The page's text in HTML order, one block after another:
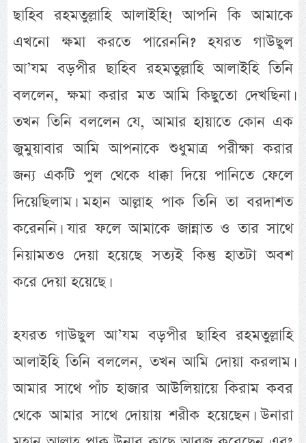
ছাহিব রহমতুল্লাহি আলাইহি! আপনি কি আমাকে
এখনো ক্ষমা করতে পারেননি? হযরত গাউছুল
আ’যম বড়পীর ছাহিব রহমতুল্লাহি আলাইহি তিনি
বললেন, ক্ষমা করার মত আমি কিছুতো দেখছিনা।
তখন তিনি বললেন যে, আমার হায়াতে কোন এক
জুমুয়াবার আমি আপনাকে শুধুমাত্র পরীক্ষা করার
জন্য একটি পুল থেকে ধাক্কা দিয়ে পানিতে ফেলে
দিয়েছিলাম। মহান আল্লাহ পাক তিনি তা বরদাশত
করেননি। যার ফলে আমাকে জান্নাত ও তার সাথে
নিয়ামতও দেয়া হয়েছে সত্যই কিন্তু হাতটা অবশ
করে দেয়া হয়েছে।
হযরত গাউছুল আ’যম বড়পীর ছাহিব রহমতুল্লাহি
আলাইহি তিনি বললেন, তখন আমি দোয়া করলাম।
আমার সাথে পাঁচ হাজার আউলিয়ায়ে কিরাম কবর
থেকে আমার সাথে দোয়ায় শরীক হয়েছেন। উনারা